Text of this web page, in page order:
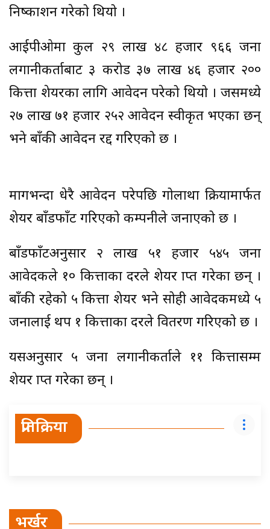
निष्काशन गरेको थियो ।
आईपीओमा कुल २९ लाख ४८ हजार ९६६ जना
लगानीकर्ताबाट ३ करोड ३७ लाख ४६ हजार २००
कित्ता शेयरका लागि आवेदन परेको थियो । जसमध्ये
२७ लाख ७१ हजार २५२ आवेदन स्वीकृत भएका छन्
भने बाँकी आवेदन रद्द गरिएको छ ।
मागभन्दा धेरै आवेदन परेपछि गोलाप्रथा प्रक्रियामार्फत
शेयर बाँडफाँट गरिएको कम्पनीले जनाएको छ ।
बाँडफाँटअनुसार २ लाख ५१ हजार ५४५ जना
आवेदकले १० कित्ताका दरले शेयर प्राप्त गरेका छन् ।
बाँकी रहेको ५ कित्ता शेयर भने सोही आवेदकमध्ये ५
जनालाई थप १ कित्ताका दरले वितरण गरिएको छ ।
यसअनुसार ५ जना लगानीकर्ताले ११ कित्तासम्म
शेयर प्राप्त गरेका छन् ।
प्रतिक्रिया
भर्खर